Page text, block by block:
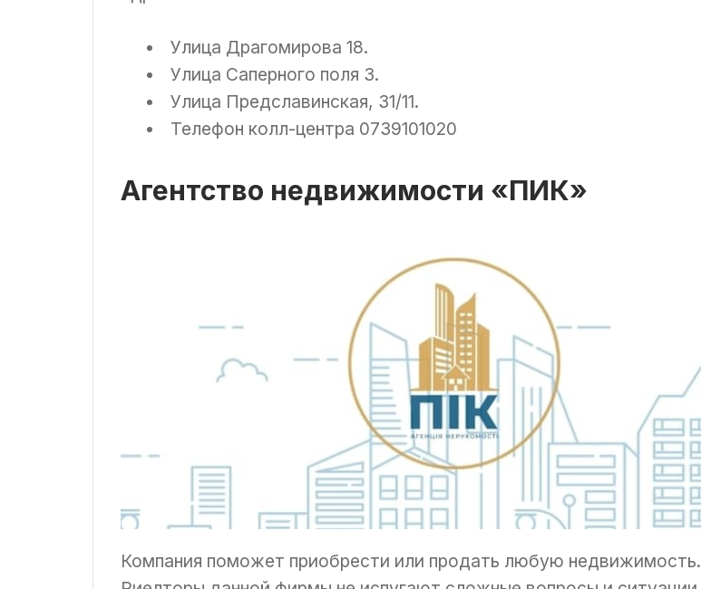
Улица Драгомирова 18.
Улица Саперного поля 3.
Улица Предславинская, 31/11.
Телефон колл-центра 0739101020
Агентство недвижимости «ПИК»
Компания поможет приобрести или продать любую недвижимость.